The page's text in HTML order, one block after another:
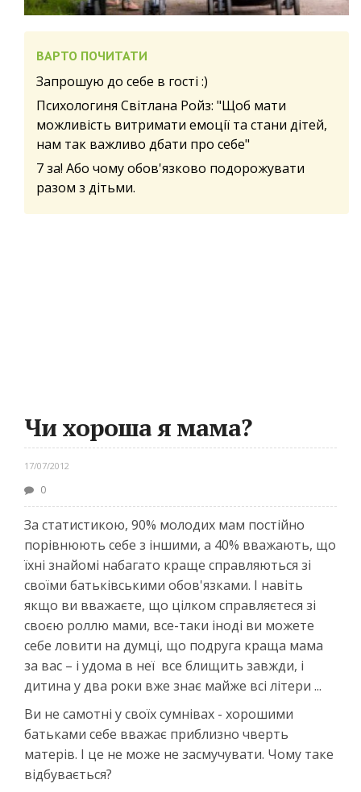
ВАРТО ПОЧИТАТИ
Запрошую до себе в гості :)
Психологиня Світлана Ройз: "Щоб мати
можливість витримати емоції та стани дітей,
нам так важливо дбати про себе"
7 за! Або чому обов'язково подорожувати
разом з дітьми.
Чи хороша я мама?
17/07/2012
0
За статистикою, 90% молодих мам постійно
порівнюють себе з іншими, а 40% вважають, що
їхні знайомі набагато краще справляються зі
своїми батьківськими обов'язками. І навіть
якщо ви вважаєте, що цілком справляєтеся зі
своєю роллю мами, все-таки іноді ви можете
себе ловити на думці, що подруга краща мама
за вас – і удома в неї все блищить завжди, і
дитина у два роки вже знає майже всі літери ...
Ви не самотні у своїх сумнівах - хорошими
батьками себе вважає приблизно чверть
матерів. І це не може не засмучувати. Чому таке
відбувається?